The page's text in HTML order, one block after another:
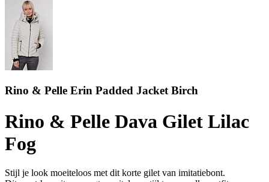
Rino & Pelle Erin Padded Jacket Birch
Rino & Pelle Dava Gilet Lilac
Fog
Stijl je look moeiteloos met dit korte gilet van imitatiebont.